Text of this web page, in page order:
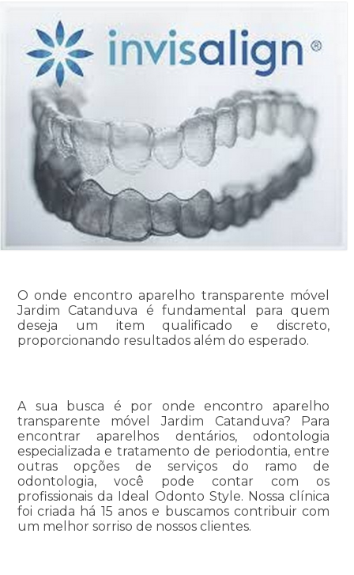
O onde encontro aparelho transparente móvel
Jardim Catanduva é fundamental para quem
deseja um item qualificado e discreto,
proporcionando resultados além do esperado.
A sua busca é por onde encontro aparelho
transparente móvel Jardim Catanduva? Para
encontrar aparelhos dentários, odontologia
especializada e tratamento de periodontia, entre
outras opções de serviços do ramo de
odontologia, você pode contar com os
profissionais da Ideal Odonto Style. Nossa clínica
foi criada há 15 anos e buscamos contribuir com
um melhor sorriso de nossos clientes.